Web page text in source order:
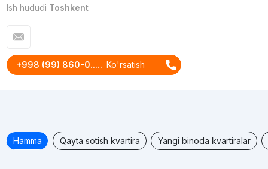
Ish hududi Toshkent
+998 (99) 860-0..... Ko'rsatish
Hamma Qayta sotish kvartira Yangi binoda kvartiralar